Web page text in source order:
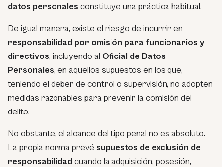
datos personales constituye una práctica habitual.
De igual manera, existe el riesgo de incurrir en
responsabilidad por omisión para funcionarios y
directivos, incluyendo al Oficial de Datos
Personales, en aquellos supuestos en los que,
teniendo el deber de control o supervisión, no adopten
medidas razonables para prevenir la comisión del
delito.
No obstante, el alcance del tipo penal no es absoluto.
La propia norma prevé supuestos de exclusión de
responsabilidad cuando la adquisición, posesión,